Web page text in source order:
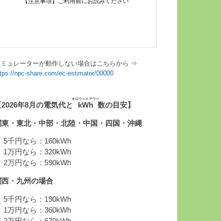
ュレーターが動作しない場合はこちらから ⇒
npc-share.com/ec-estimator/00000
2026年8月の電気代と kWh
キロワットアワー
数の目安】
東・東北・中部・北陸・中国・四国・沖縄
5千円なら：160kWh
1万円なら：320kWh
2万円なら：590kWh
西・九州の場合
5千円なら：190kWh
1万円なら：360kWh